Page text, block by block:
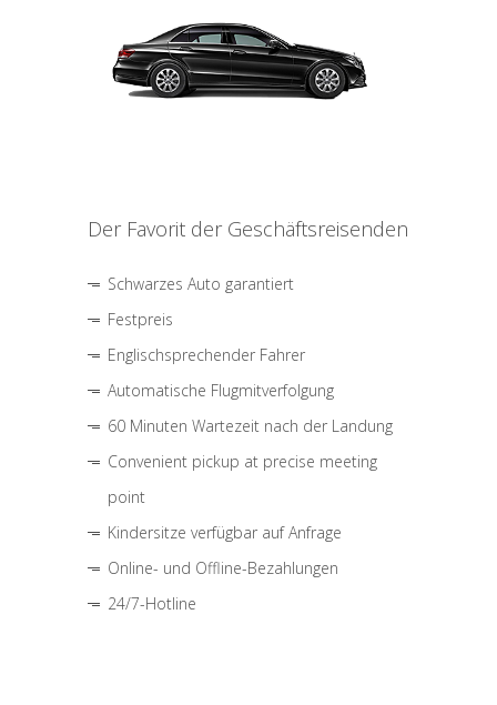
Der Favorit der Geschäftsreisenden
Schwarzes Auto garantiert
Festpreis
Englischsprechender Fahrer
Automatische Flugmitverfolgung
60 Minuten Wartezeit nach der Landung
Convenient pickup at precise meeting
point
Kindersitze verfügbar auf Anfrage
Online- und Offline-Bezahlungen
24/7-Hotline